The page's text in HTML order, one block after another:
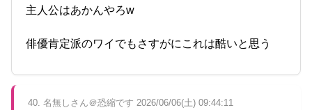
主人公はあかんやろw
俳優肯定派のワイでもさすがにこれは酷いと思う
40. 名無しさん＠恐縮です 2026/06/06(土) 09:44:11